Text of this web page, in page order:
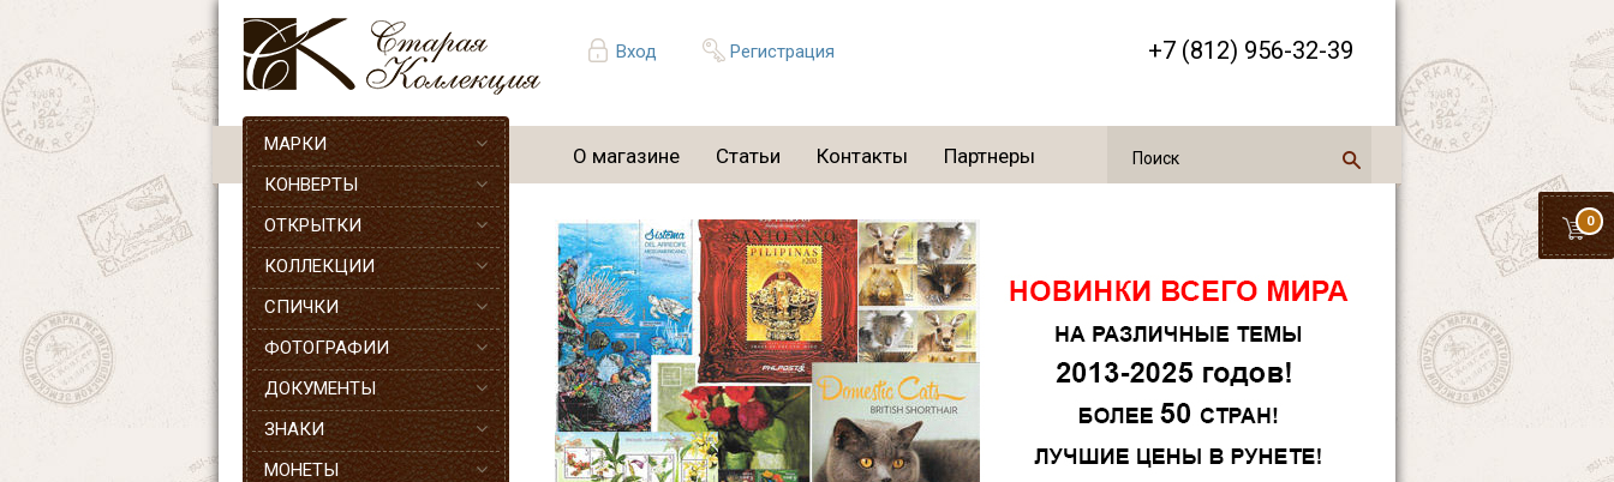
Вход Регистрация +7 (812) 956-32-39
0
О магазине Статьи Контакты Партнеры
МАРКИ
КОНВЕРТЫ
ОТКРЫТКИ
КОЛЛЕКЦИИ
СПИЧКИ
ФОТОГРАФИИ
ДОКУМЕНТЫ
ЗНАКИ
МОНЕТЫ